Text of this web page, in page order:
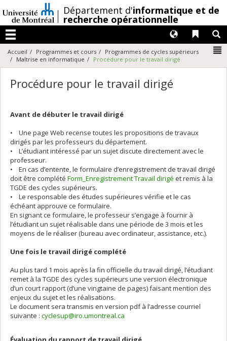
au
contenu
/Département d'informatique et de
recherche opérationnelle
Menu
Liens
Langues
Accueil Programmes et cours
Programmes de cycles supérieurs
Maîtrise en informatique
Procédure pour le travail dirigé
Procédure pour le travail dirigé
Avant de débuter le travail dirigé
• Une page Web recense toutes les propositions de travaux
dirigés par les professeurs du département.
• L’étudiant intéressé par un sujet discute directement avec le
professeur.
• En cas d’entente, le formulaire d’enregistrement de travail dirigé
doit être complété Form_Enregistrement Travail dirigé et remis à la
TGDE des cycles supérieurs.
• Le responsable des études supérieures vérifie et le cas
échéant approuve ce formulaire.
En signant ce formulaire, le professeur s’engage à fournir à
l’étudiant un sujet réalisable dans une période de 3 mois et les
moyens de le réaliser (bureau avec ordinateur, assistance, etc.).
Une fois le travail dirigé complété
Au plus tard 1 mois après la fin officielle du travail dirigé, l’étudiant
remet à la TGDE des cycles supérieurs une version électronique
d’un court rapport (d’une vingtaine de pages) faisant mention des
enjeux du sujet et les réalisations.
Le document sera transmis en version pdf à l’adresse courriel
suivante : cyclesup@iro.umontreal.ca